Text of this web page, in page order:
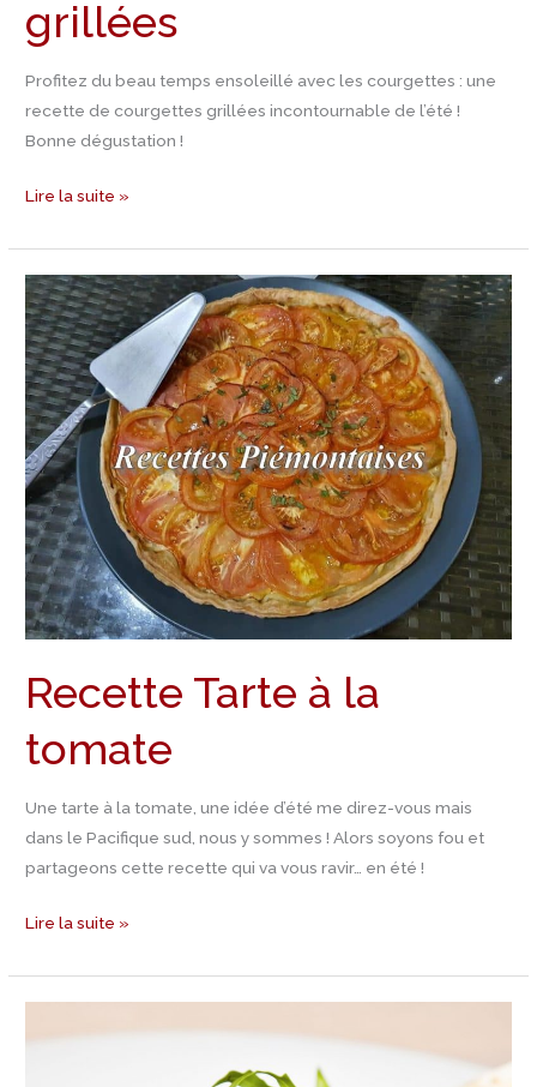
grillées
Profitez du beau temps ensoleillé avec les courgettes : une
recette de courgettes grillées incontournable de l’été !
Bonne dégustation !
Lire la suite »
Recette Tarte à la
tomate
Une tarte à la tomate, une idée d’été me direz-vous mais
dans le Pacifique sud, nous y sommes ! Alors soyons fou et
partageons cette recette qui va vous ravir… en été !
Recette
Tarte
à
la
tomate
Lire la suite »
Tartare